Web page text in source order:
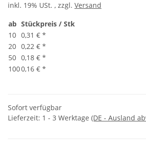
inkl. 19% USt. , zzgl. Versand
ab Stückpreis / Stk
10 0,31 € *
20 0,22 € *
50 0,18 € *
1000,16 € *
Sofort verfügbar
Lieferzeit: 1 - 3 Werktage (DE - Ausland